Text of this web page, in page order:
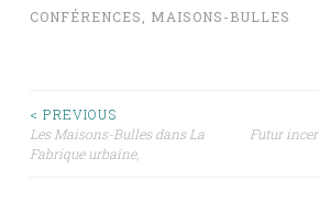
CONFÉRENCES, MAISONS-BULLES
NAVIGATION
DES
< PREVIOUS
Les Maisons-Bulles dans La
Fabrique urbaine,
Futur